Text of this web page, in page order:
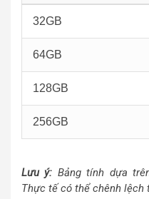
32GB
64GB
128GB
256GB
Lưu ý: Bảng tính dựa
Thực tế có thể chênh lệch